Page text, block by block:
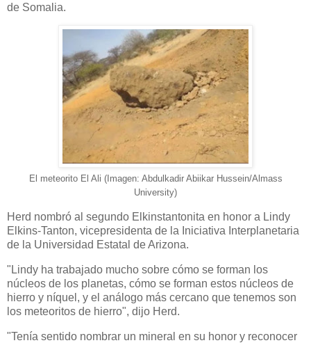
de Somalia.
El meteorito El Ali (Imagen: Abdulkadir Abiikar Hussein/Almass
University)
Herd nombró al segundo Elkinstantonita en honor a Lindy
Elkins-Tanton, vicepresidenta de la Iniciativa Interplanetaria
de la Universidad Estatal de Arizona.
"Lindy ha trabajado mucho sobre cómo se forman los
núcleos de los planetas, cómo se forman estos núcleos de
hierro y níquel, y el análogo más cercano que tenemos son
los meteoritos de hierro", dijo Herd.
"Tenía sentido nombrar un mineral en su honor y reconocer